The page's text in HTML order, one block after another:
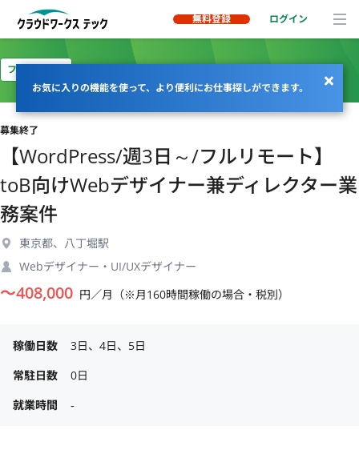
無料登録 ログイン
お気に入りの機能を使って、より便利にお仕事探しができます。
フルリモート
募集終了
【WordPress/週3日～/フルリモート】
toB向けWebデザイナー兼ディレクター業
務案件
東京都、八丁堀駅
Webデザイナー・UI/UXデザイナー
〜408,000 円／月（※月160時間稼働の場合・税別）
稼働日数
3日、4日、5日
常駐日数
0日
就業時間
‐